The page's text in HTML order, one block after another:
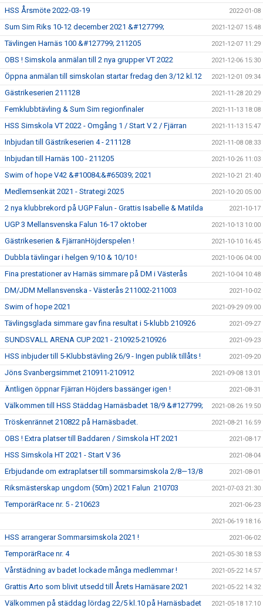
HSS Årsmöte 2022-03-19 2022-01-08
Sum Sim Riks 10-12 december 2021 &#127799; 2021-12-07 15:48
Tävlingen Harnäs 100 &#127799; 211205 2021-12-07 11:29
OBS ! Simskola anmälan till 2 nya grupper VT 2022 2021-12-06 15:30
Öppna anmälan till simskolan startar fredag den 3/12 kl.12 2021-12-01 09:34
Gästrikeserien 211128 2021-11-28 20:29
Femklubbtävling & Sum Sim regionfinaler 2021-11-13 18:08
HSS Simskola VT 2022 - Omgång 1 / Start V 2 / Fjärran 2021-11-13 15:47
Inbjudan till Gästrikeserien 4 - 211128 2021-11-08 08:33
Inbjudan till Harnäs 100 - 211205 2021-10-26 11:03
Swim of hope V42 &#10084;&#65039; 2021 2021-10-21 21:40
Medlemsenkät 2021 - Strategi 2025 2021-10-20 05:00
2 nya klubbrekord på UGP Falun - Grattis Isabelle & Matilda 2021-10-17
UGP 3 Mellansvenska Falun 16-17 oktober 2021-10-13 10:00
Gästrikeserien & FjärranHöjderspelen ! 2021-10-10 16:45
Dubbla tävlingar i helgen 9/10 & 10/10 ! 2021-10-06 04:00
Fina prestationer av Harnäs simmare på DM i Västerås 2021-10-04 10:48
DM/JDM Mellansvenska - Västerås 211002-211003 2021-10-02
Swim of hope 2021 2021-09-29 09:00
Tävlingsglada simmare gav fina resultat i 5-klubb 210926 2021-09-27
SUNDSVALL ARENA CUP 2021 - 210925-210926 2021-09-23
HSS inbjuder till 5-Klubbstävling 26/9 - Ingen publik tillåts ! 2021-09-20
Jöns Svanbergsimmet 210911-210912 2021-09-08 13:01
Äntligen öppnar Fjärran Höjders bassänger igen ! 2021-08-31
Välkommen till HSS Städdag Harnäsbadet 18/9 &#127799; 2021-08-26 19:50
Tröskenrännet 210822 på Harnäsbadet. 2021-08-21 16:59
OBS ! Extra platser till Baddaren / Simskola HT 2021 2021-08-17
HSS Simskola HT 2021 - Start V 36 2021-08-04
Erbjudande om extraplatser till sommarsimskola 2/8—13/8 2021-08-01
Riksmästerskap ungdom (50m) 2021 Falun 210703 2021-07-03 21:30
TemporärRace nr. 5 - 210623 2021-06-23
2021-06-19 18:16
HSS arrangerar Sommarsimskola 2021 ! 2021-06-02
TemporärRace nr. 4 2021-05-30 18:53
Vårstädning av badet lockade många medlemmar ! 2021-05-22 14:57
Grattis Arto som blivit utsedd till Årets Harnäsare 2021 2021-05-22 14:32
Välkommen på städdag lördag 22/5 kl.10 på Harnäsbadet 2021-05-18 17:10